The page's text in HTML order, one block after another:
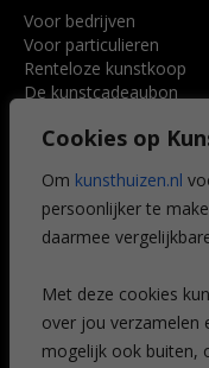
Cookies op
Om kunsthuizen.nl
persoonlijker te
daarmee
Met deze cookies
over jou verzamelen
mogelijk ook buiten,
Voor bedrijven
Voor particulieren
Renteloze kunstkoop
De kunstcadeaubon
Voordelen
Veelgestelde vragen
CONTACT
Leiden
Amsterdam
Breda